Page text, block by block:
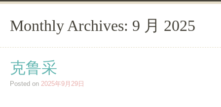
Monthly Archives: 9 月 2025
克鲁采
Posted on 2025年9月29日